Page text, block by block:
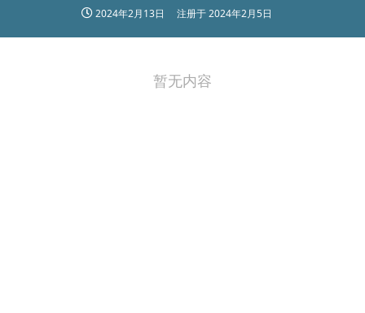
2024年2月13日 注册于2024年2月5日
暂无内容